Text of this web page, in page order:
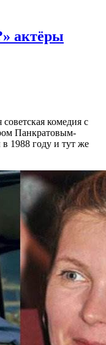
актёры
комедия с
Панкратовым-
1988 году и тут же